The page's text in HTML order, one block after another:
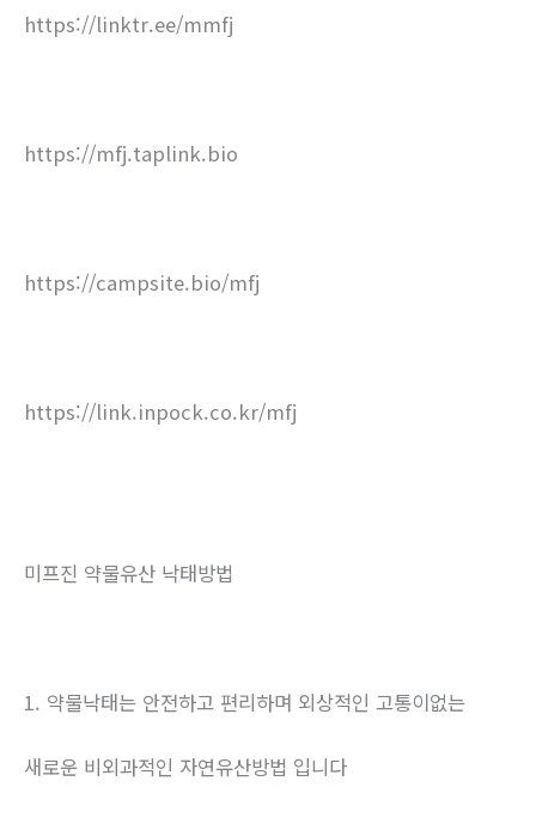
https://linktr.ee/mmfj
https://mfj.taplink.bio
https://campsite.bio/mfj
https://link.inpock.co.kr/mfj
미프진 약물유산 낙태방법
1. 약물낙태는 안전하고 편리하며 외상적인 고통이없는
새로운 비외과적인 자연유산방법 입니다